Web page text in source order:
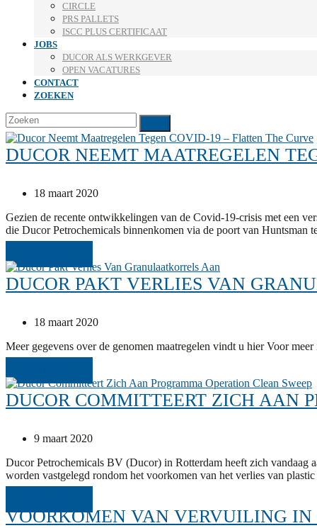
CIRCLE
PRS PALLETS
ISCC PLUS CERTIFICAAT
JOBS
DUCOR ALS WERKGEVER
OPEN VACATURES
CONTACT
ZOEKEN
Zoeken
Verzenden
DUCOR NEEMT MAATREGELEN
18 maart 2020
Gezien de recente ontwikkelingen van de Covid-19-crisis met een
die Ducor Petrochemicals binnenkomen via de poort van Huntsman
DUCOR PAKT VERLIES VAN
18 maart 2020
Meer gegevens over de genomen maatregelen vindt u hier Voor
DUCOR COMMITTEERT ZICH AAN
9 maart 2020
Ducor Petrochemicals BV (Ducor) in Rotterdam heeft zich vandaag
worden vastgelegd rondom het voorkomen van het verlies van
VOORKOMEN VAN VERVUILING IN